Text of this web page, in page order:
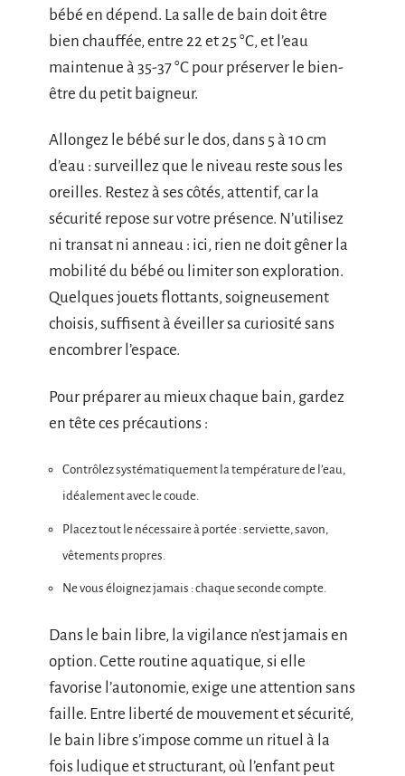
bébé en dépend. La salle de bain doit être
bien chauffée, entre 22 et 25 °C, et l’eau
maintenue à 35-37 °C pour préserver le bien-
être du petit baigneur.
Allongez le bébé sur le dos, dans 5 à 10 cm
d’eau : surveillez que le niveau reste sous les
oreilles. Restez à ses côtés, attentif, car la
sécurité repose sur votre présence. N’utilisez
ni transat ni anneau : ici, rien ne doit gêner la
mobilité du bébé ou limiter son exploration.
Quelques jouets flottants, soigneusement
choisis, suffisent à éveiller sa curiosité sans
encombrer l’espace.
Pour préparer au mieux chaque bain, gardez
en tête ces précautions :
Contrôlez systématiquement la température de l’eau,
idéalement avec le coude.
Placez tout le nécessaire à portée : serviette, savon,
vêtements propres.
Ne vous éloignez jamais : chaque seconde compte.
Dans le bain libre, la vigilance n’est jamais en
option. Cette routine aquatique, si elle
favorise l’autonomie, exige une attention sans
faille. Entre liberté de mouvement et sécurité,
le bain libre s’impose comme un rituel à la
fois ludique et structurant, où l’enfant peut